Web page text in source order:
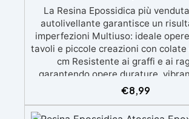
La Resina Epossidica più
autolivellante garantisce un
imperfezioni Multiuso: ideale
tavoli e piccole creazioni con colate
cm Resistente ai graffi e ai
garantendo opere durature,
ingiallimenti nel tempo Bassa
formula anti-bolle per risultati
€8,99